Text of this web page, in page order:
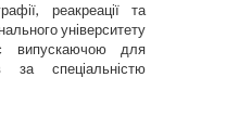
реакреації та
університету
випускаючою для
за спеціальністю